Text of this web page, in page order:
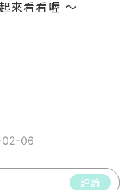
來看看喔 ～
02-06
評論